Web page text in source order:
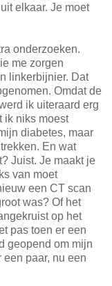
elkaar. Je moet
onderzoeken.
me zorgen
linkerbijnier. Dat
Omdat de
ik uiteraard erg
ik niks moest
diabetes, maar
En wat
Juist. Je maakt je
van moet
een CT scan
was? Of het
op het
pas toen er een
geopend om mijn
paar, nu een